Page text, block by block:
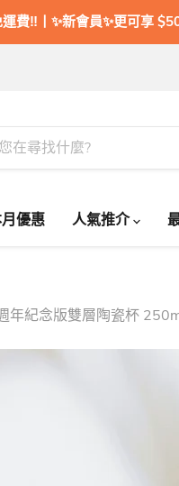
費‼️丨✨新會員✨更可享
優惠 人氣推介
年紀念版雙層陶瓷杯